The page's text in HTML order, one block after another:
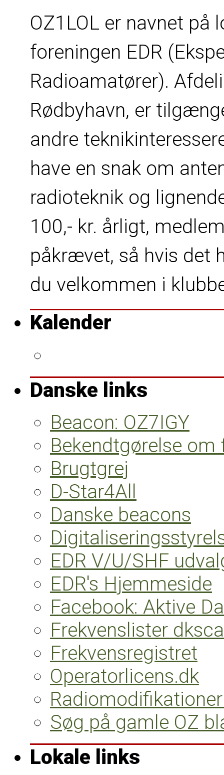
OZ1LOL er navnet på
foreningen EDR
Radioamatører).
Rødbyhavn, er
andre
have en snak om
radioteknik og
100,- kr. årligt,
påkrævet, så hvis det
du velkommen i
Kalender
Danske links
Beacon: OZ7IGY
Bekendtgørelse om
Brugtgrej
D-Star4All
Danske beacons
EDR V/U/SHF
EDR's Hjemmeside
Facebook: Aktive
Frekvenslister
Frekvensregistret
Operatorlicens.dk
Søg på gamle OZ
Lokale links